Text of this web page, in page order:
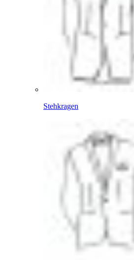
Stehkragen